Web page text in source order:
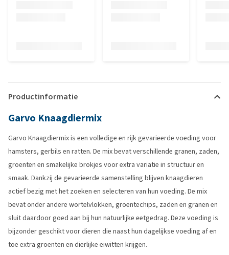
Productinformatie
Garvo Knaagdiermix
Garvo Knaagdiermix is een volledige en rijk gevarieerde voeding voor
hamsters, gerbils en ratten. De mix bevat verschillende granen, zaden,
groenten en smakelijke brokjes voor extra variatie in structuur en
smaak. Dankzij de gevarieerde samenstelling blijven knaagdieren
actief bezig met het zoeken en selecteren van hun voeding. De mix
bevat onder andere wortelvlokken, groentechips, zaden en granen en
sluit daardoor goed aan bij hun natuurlijke eetgedrag. Deze voeding is
bijzonder geschikt voor dieren die naast hun dagelijkse voeding af en
toe extra groenten en dierlijke eiwitten krijgen.